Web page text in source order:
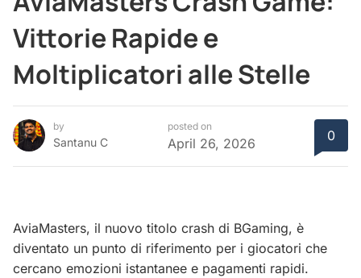
Vittorie Rapide e
Moltiplicatori alle Stelle
by
Santanu C
posted on
April 26, 2026 0
AviaMasters, il nuovo titolo crash di BGaming, è
diventato un punto di riferimento per i giocatori che
cercano emozioni istantanee e pagamenti rapidi.